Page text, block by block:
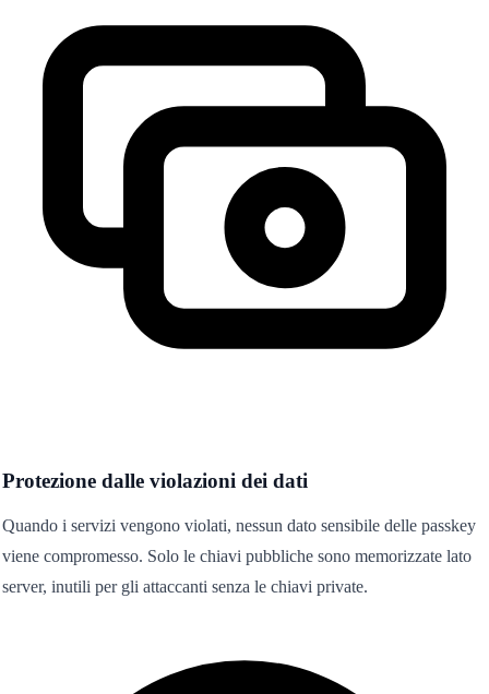
Protezione dalle violazioni dei dati
Quando i servizi vengono violati, nessun dato sensibile delle passkey
viene compromesso. Solo le chiavi pubbliche sono memorizzate lato
server, inutili per gli attaccanti senza le chiavi private.